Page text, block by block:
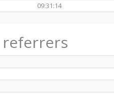
09:31:14
referrers